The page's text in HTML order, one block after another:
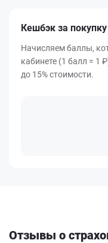
Кешбэк за покупку
Начисляем баллы,
кабинете (1 балл = 1
до 15% стоимости.
Отзывы о